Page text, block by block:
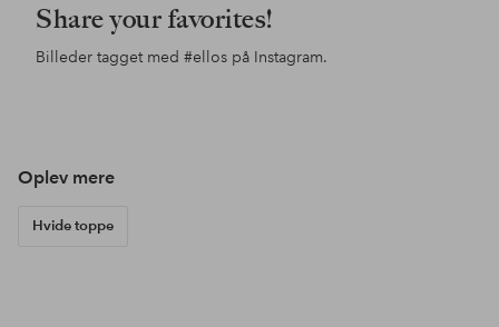
Share your favorites!
Billeder tagget med #ellos på Instagram.
Oplev mere
Hvide toppe